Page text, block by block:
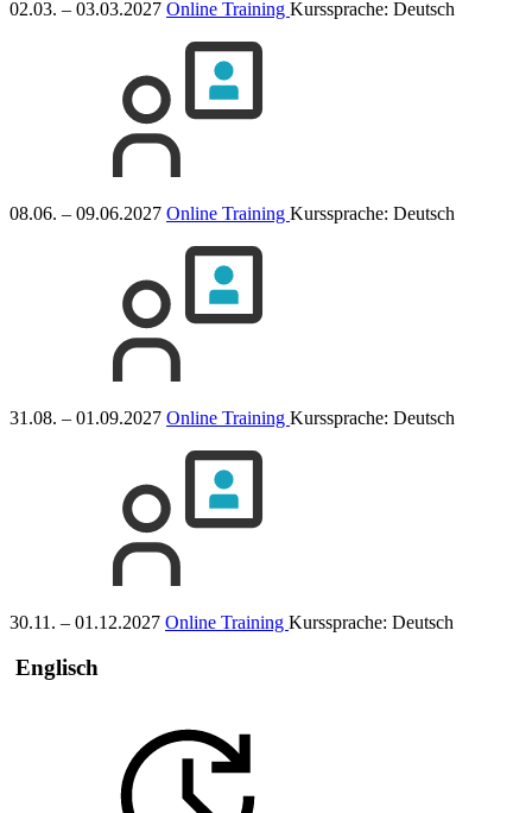
02.03. – 03.03.2027 Online Training Kurssprache: Deutsch
08.06. – 09.06.2027 Online Training Kurssprache: Deutsch
31.08. – 01.09.2027 Online Training Kurssprache: Deutsch
30.11. – 01.12.2027 Online Training Kurssprache: Deutsch
Englisch